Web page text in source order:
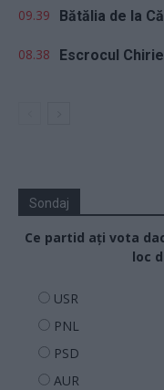
09.39 Bătălia de la
08.38 Escrocul
Sondaj
Ce partid ați vota
loc
USR
PNL
PSD
AUR